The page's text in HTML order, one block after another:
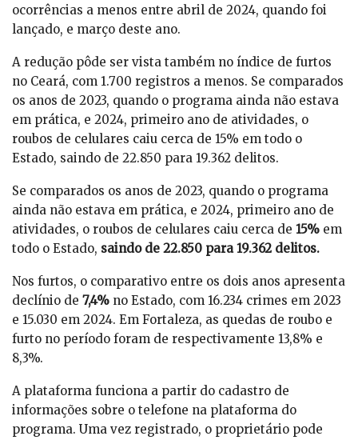
ocorrências a menos entre abril de 2024, quando foi
lançado, e março deste ano.
A redução pôde ser vista também no índice de furtos
no Ceará, com 1.700 registros a menos. Se comparados
os anos de 2023, quando o programa ainda não estava
em prática, e 2024, primeiro ano de atividades, o
roubos de celulares caiu cerca de 15% em todo o
Estado, saindo de 22.850 para 19.362 delitos.
Se comparados os anos de 2023, quando o programa
ainda não estava em prática, e 2024, primeiro ano de
atividades, o roubos de celulares caiu cerca de 15% em
todo o Estado, saindo de 22.850 para 19.362 delitos.
Nos furtos, o comparativo entre os dois anos apresenta
declínio de 7,4% no Estado, com 16.234 crimes em 2023
e 15.030 em 2024. Em Fortaleza, as quedas de roubo e
furto no período foram de respectivamente 13,8% e
8,3%.
A plataforma funciona a partir do cadastro de
informações sobre o telefone na plataforma do
programa. Uma vez registrado, o proprietário pode